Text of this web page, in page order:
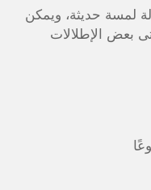
لمسة حديثة، ويمكن
بعض الإطلالات